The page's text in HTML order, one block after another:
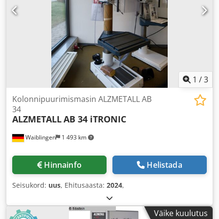
1 /3
Waiblingen 1 493 km
Kolonnipuurimismasin ALZMETALL AB
34
ALZMETALLAB 34 iTRONIC
Hinnainfo Helistada
Seisukord: uus, Ehitusaasta: 2024,
Väike kuulutus